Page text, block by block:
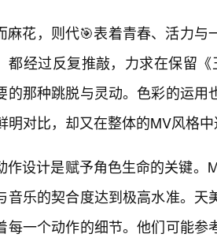
麻花，则代🎯表着青春、活力
都经过反复推敲，力求在保留
的那种跳脱与灵动。色彩的运
明对比，却又在整体的MV风格
作设计是赋予角色生命的关键。
音乐的契合度达到极高水准。
每一个动作的细节。他们可能